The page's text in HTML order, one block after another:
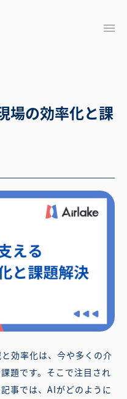
場の効率化と課
効率化は、今や多くの介
題です。そこで注目され
事では、AIがどのように